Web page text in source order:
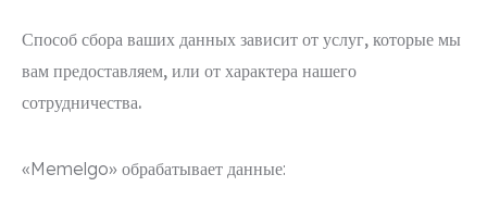
Способ сбора ваших данных зависит от услуг, которые мы
вам предоставляем, или от характера нашего
сотрудничества.
«Memelgo» обрабатывает данные: